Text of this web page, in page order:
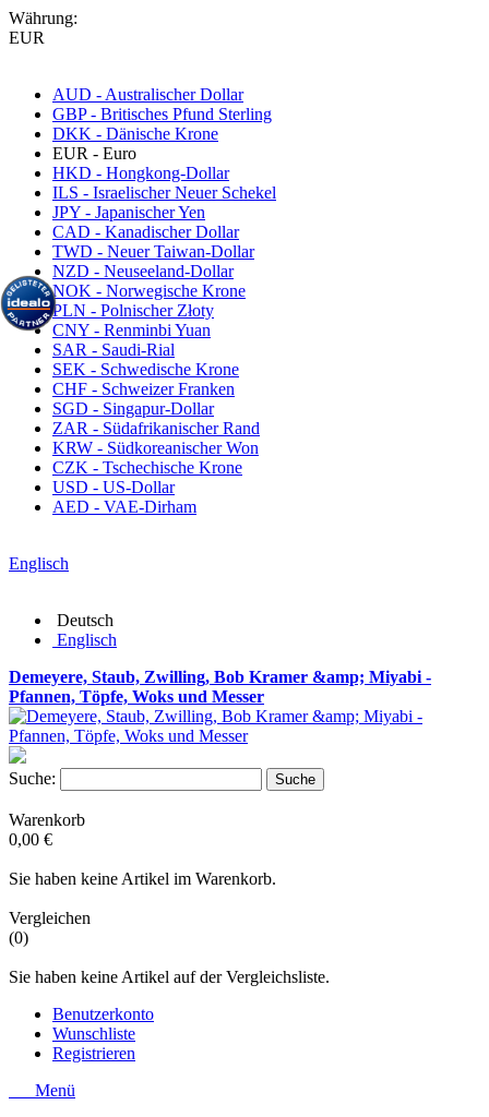
Währung:
EUR
AUD - Australischer Dollar
GBP - Britisches Pfund Sterling
DKK - Dänische Krone
EUR - Euro
HKD - Hongkong-Dollar
ILS - Israelischer Neuer Schekel
JPY - Japanischer Yen
CAD - Kanadischer Dollar
TWD - Neuer Taiwan-Dollar
NZD - Neuseeland-Dollar
NOK - Norwegische Krone
PLN - Polnischer Złoty
CNY - Renminbi Yuan
SAR - Saudi-Rial
SEK - Schwedische Krone
CHF - Schweizer Franken
SGD - Singapur-Dollar
ZAR - Südafrikanischer Rand
KRW - Südkoreanischer Won
CZK - Tschechische Krone
USD - US-Dollar
AED - VAE-Dirham
Englisch
Deutsch
Englisch
Demeyere, Staub, Zwilling, Bob Kramer &amp; Miyabi -
Pfannen, Töpfe, Woks und Messer
Suche: Suche
Warenkorb
0,00 €
Sie haben keine Artikel im Warenkorb.
Vergleichen
(0)
Sie haben keine Artikel auf der Vergleichsliste.
Benutzerkonto
Wunschliste
Registrieren
Menü